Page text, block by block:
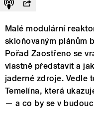
Malé modulární
skloňovaným plánům
Pořad Zaostřeno se
vlastně představit a
jaderné zdroje. Vedle
Temelína, která
— a co by se v